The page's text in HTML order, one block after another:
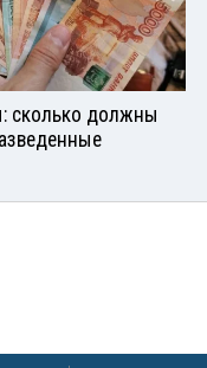
сколько должны